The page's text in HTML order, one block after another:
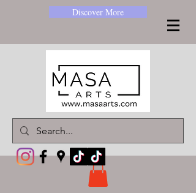
Discover More